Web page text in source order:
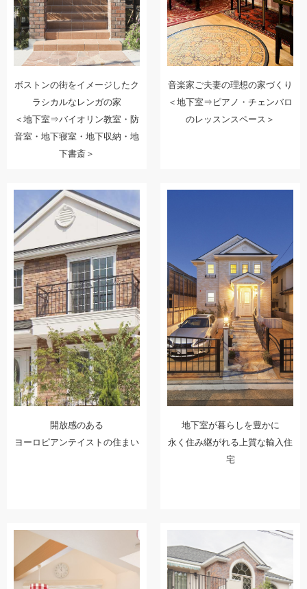
ボストンの街をイメージしたク
ラシカルなレンガの家
＜地下室⇒バイオリン教室・防
音室・地下寝室・地下収納・地
下書斎＞
音楽家ご夫妻の理想の家づくり
＜地下室⇒ピアノ・チェンバロ
のレッスンスペース＞
開放感のある
ヨーロピアンテイストの住まい
地下室が暮らしを豊かに
永く住み継がれる上質な輸入住
宅